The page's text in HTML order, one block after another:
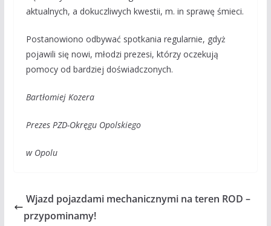
aktualnych, a dokuczliwych kwestii, m. in sprawę śmieci.
Postanowiono odbywać spotkania regularnie, gdyż
pojawili się nowi, młodzi prezesi, którzy oczekują
pomocy od bardziej doświadczonych.
Bartłomiej Kozera
Prezes PZD-Okręgu Opolskiego
w Opolu
Wjazd pojazdami mechanicznymi na teren ROD –
przypominamy!